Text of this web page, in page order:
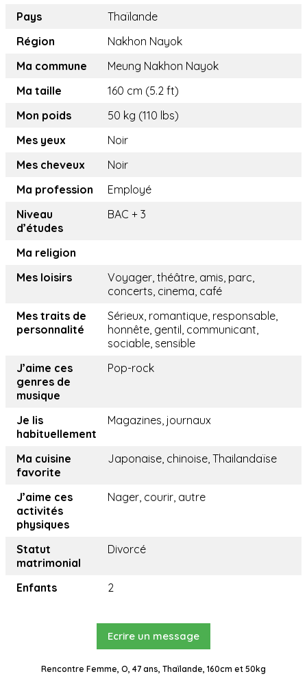
Pays
Thaïlande
Région
Nakhon Nayok
Ma commune
Meung Nakhon Nayok
Ma taille
160 cm (5.2 ft)
Mon poids
50 kg (110 lbs)
Mes yeux
Noir
Mes cheveux
Noir
Ma profession
Employé
Niveau
d’études
BAC + 3
Ma religion
Mes loisirs
Voyager, théâtre, amis, parc,
concerts, cinema, café
Mes traits de
personnalité
Sérieux, romantique, responsable,
honnête, gentil, communicant,
sociable, sensible
J’aime ces
genres de
musique
Pop-rock
Je lis
habituellement
Magazines, journaux
Ma cuisine
favorite
Japonaise, chinoise, Thailandaïse
J’aime ces
activités
physiques
Nager, courir, autre
Statut
matrimonial
Divorcé
Enfants 2
Ecrire un message
Rencontre Femme, O, 47 ans, Thaïlande, 160cm et 50kg